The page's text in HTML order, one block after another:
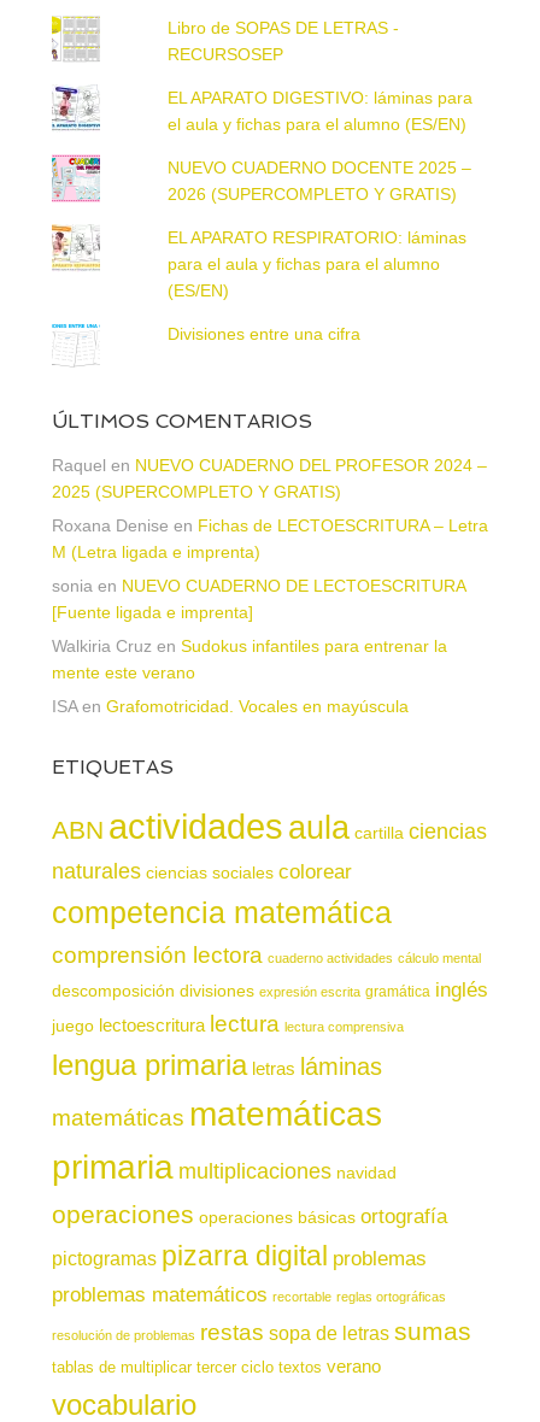
Libro de SOPAS DE LETRAS -
RECURSOSEP
EL APARATO DIGESTIVO: láminas para
el aula y fichas para el alumno (ES/EN)
NUEVO CUADERNO DOCENTE 2025 –
2026 (SUPERCOMPLETO Y GRATIS)
EL APARATO RESPIRATORIO: láminas
para el aula y fichas para el alumno
(ES/EN)
Divisiones entre una cifra
ÚLTIMOS COMENTARIOS
Raquel en NUEVO CUADERNO DEL PROFESOR 2024 –
2025 (SUPERCOMPLETO Y GRATIS)
Roxana Denise en Fichas de LECTOESCRITURA – Letra
M (Letra ligada e imprenta)
sonia en NUEVO CUADERNO DE LECTOESCRITURA
[Fuente ligada e imprenta]
Walkiria Cruz en Sudokus infantiles para entrenar la
mente este verano
ISAen Grafomotricidad. Vocales en mayúscula
ETIQUETAS
ABN actividadesaula cartilla ciencias
naturales ciencias sociales colorear
competencia matemática
comprensión lectora cuaderno actividades cálculo mental
descomposición divisiones expresión escrita gramática inglés
juego lectoescritura lectura lectura comprensiva
lengua primaria letras láminas
matemáticas matemáticas
primaria multiplicaciones navidad
operaciones operaciones básicas ortografía
pictogramas pizarra digital problemas
problemas matemáticos recortable reglas ortográficas
resolución de problemas restas sopa de letras sumas
tablas de multiplicar tercer ciclo textos verano
vocabulario